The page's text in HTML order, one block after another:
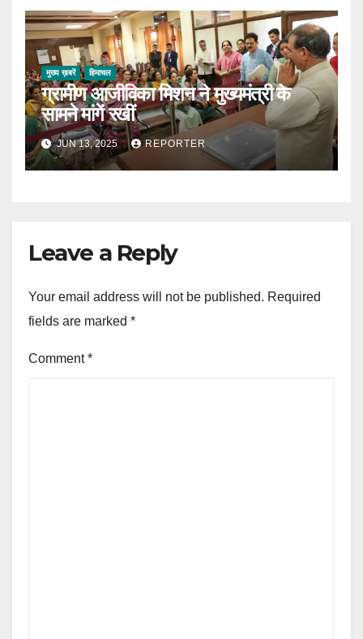
मुख्य ख़बरें हिमाचल
ग्रामीण आजीविका मिशन ने मुख्यमंत्री के
सामने मांगें रखीं
JUN 13, 2025 REPORTER
Leave a Reply
Your email address will not be published. Required
fields are marked *
Comment*